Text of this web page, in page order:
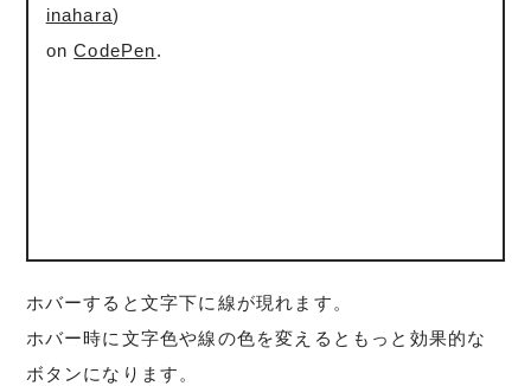
inahara)
onCodePen.
ホバーすると文字下に線が現れます。
ホバー時に文字色や線の色を変えるともっと効果的な
ボタンになります。